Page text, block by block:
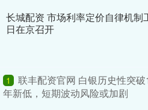
长城配资 市场利率定价自律机制
日在京召开
1
联丰配资官网 白银历史性突
年新低，短期波动风险或加剧